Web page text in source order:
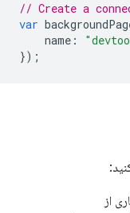
// Create a
var
name :
});
از